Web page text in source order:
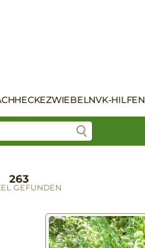
HECKEZWIEBELNVK-HILFEN
263
GEFUNDEN